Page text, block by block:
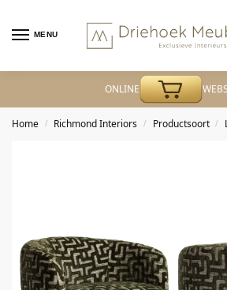
MENU
ONLINE
Home / Richmond Interiors / Productsoort /